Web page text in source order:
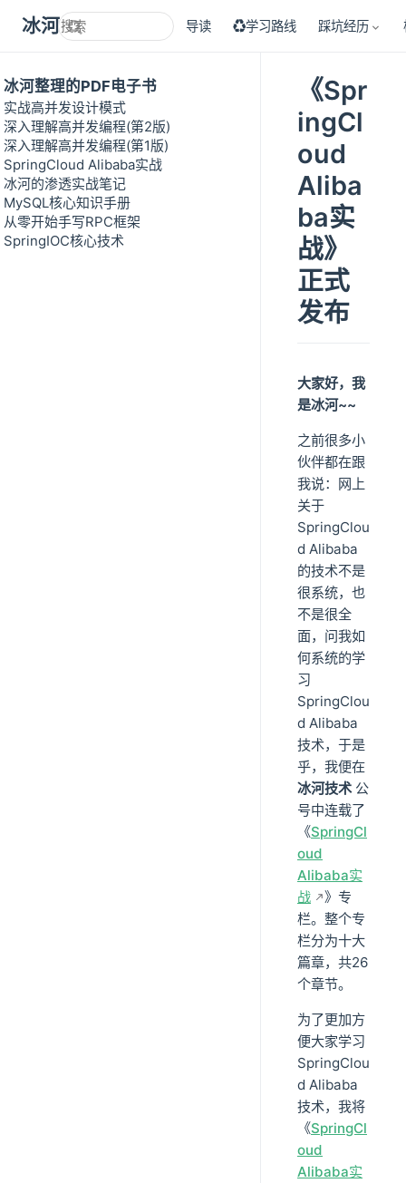
冰河技术 导读 ♻学习路线 踩坑经历
冰河整理的PDF电子书
实战高并发设计模式
深入理解高并发编程(第2版)
深入理解高并发编程(第1版)
SpringCloud Alibaba实战
冰河的渗透实战笔记
MySQL核心知识手册
从零开始手写RPC框架
SpringIOC核心技术
《Spr
ingCl
oud
Aliba
ba实
战》
正式
发布
大家好，我
是冰河~~
之前很多小
伙伴都在跟
我说：网上
关于
SpringClou
d Alibaba
的技术不是
很系统，也
不是很全
面，问我如
何系统的学
习
SpringClou
d Alibaba
技术，于是
乎，我便在
冰河技术公
号中连载了
《SpringCl
oud
Alibaba实
战
》专
栏。整个专
栏分为十大
篇章，共26
个章节。
为了更加方
便大家学习
SpringClou
d Alibaba
技术，我将
《SpringCl
oud
Alibaba实